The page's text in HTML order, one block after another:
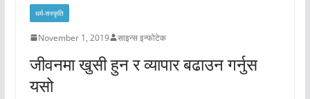
धर्म-सस्कृति
November 1, 2019 साइन्स इन्फोटेक
जीवनमा खुसी हुन र व्यापार बढाउन गर्नुस
यसो